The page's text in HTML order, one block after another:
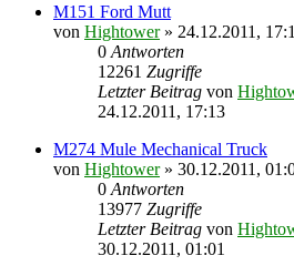
M151 Ford Mutt
von Hightower» 24.12.2011,
0 Antworten
12261 Zugriffe
Letzter Beitrag von
24.12.2011, 17:13
M274 Mule Mechanical Truck
von Hightower» 30.12.2011,
0 Antworten
13977 Zugriffe
Letzter Beitrag von
30.12.2011, 01:01